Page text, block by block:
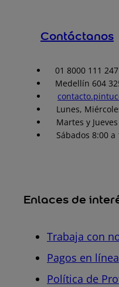
Contáctanos
01 8000 111 247
Medellín 604
Lunes,
Martes y
Sábados 8:00 a
Enlaces de
Trabaja con
Pagos en línea
Política de